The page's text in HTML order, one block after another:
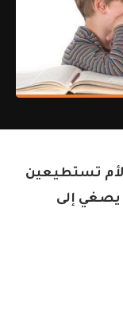
تستطيعين
إلى